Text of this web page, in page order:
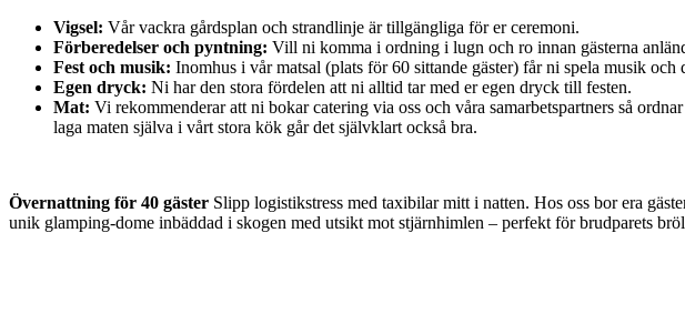
Vigsel: Vår vackra gårdsplan och strandlinje är tillgängliga för er ceremoni.
Förberedelser och pyntning: Vill ni komma i ordning i lugn och ro innan gästerna
Fest och musik: Inomhus i vår matsal (plats för 60 sittande gäster) får ni spela musik
Egen dryck: Ni har den stora fördelen att ni alltid tar med er egen dryck till festen.
Mat: Vi rekommenderar att ni bokar catering via oss och våra samarbetspartners så
laga maten själva i vårt stora kök går det självklart också bra.
Övernattning för 40 gäster Slipp logistikstress med taxibilar mitt i natten. Hos oss bor era
unik glamping-dome inbäddad i skogen med utsikt mot stjärnhimlen – perfekt för brudparets